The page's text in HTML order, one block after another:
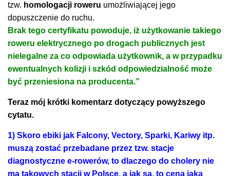
tzw. homologacji roweru umożliwiającej jego
dopuszczenie do ruchu.
Brak tego certyfikatu powoduje, iż użytkowanie takiego
roweru elektrycznego po drogach publicznych jest
nielegalne za co odpowiada użytkownik, a w przypadku
ewentualnych kolizji i szkód odpowiedzialność może
być przeniesiona na producenta.”
Teraz mój krótki komentarz dotyczący powyższego
cytatu.
1) Skoro ebiki jak Falcony, Vectory, Sparki, Kariwy itp.
muszą zostać przebadane przez tzw. stacje
diagnostyczne e-rowerów, to dlaczego do cholery nie
ma takowych stacji w Polsce, a jak są, to cena jaką